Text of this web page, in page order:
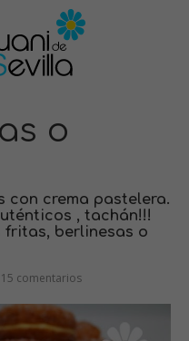
o
con crema pastelera.
, tachán!!!
fritas, berlinesas o
comentarios